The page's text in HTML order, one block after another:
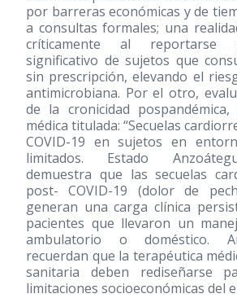
por barreras económicas y de
a consultas formales; una
críticamente al reportarse
significativo de sujetos que
sin prescripción, elevando el
antimicrobiana. Por el otro,
de la cronicidad
médica titulada: “Secuelas
COVID-19 en sujetos en
limitados. Estado
demuestra que las secuelas
post- COVID-19 (dolor de
generan una carga clínica
pacientes que llevaron un
ambulatorio o doméstico.
recuerdan que la terapéutica
sanitaria deben rediseñarse
limitaciones socioeconómicas del